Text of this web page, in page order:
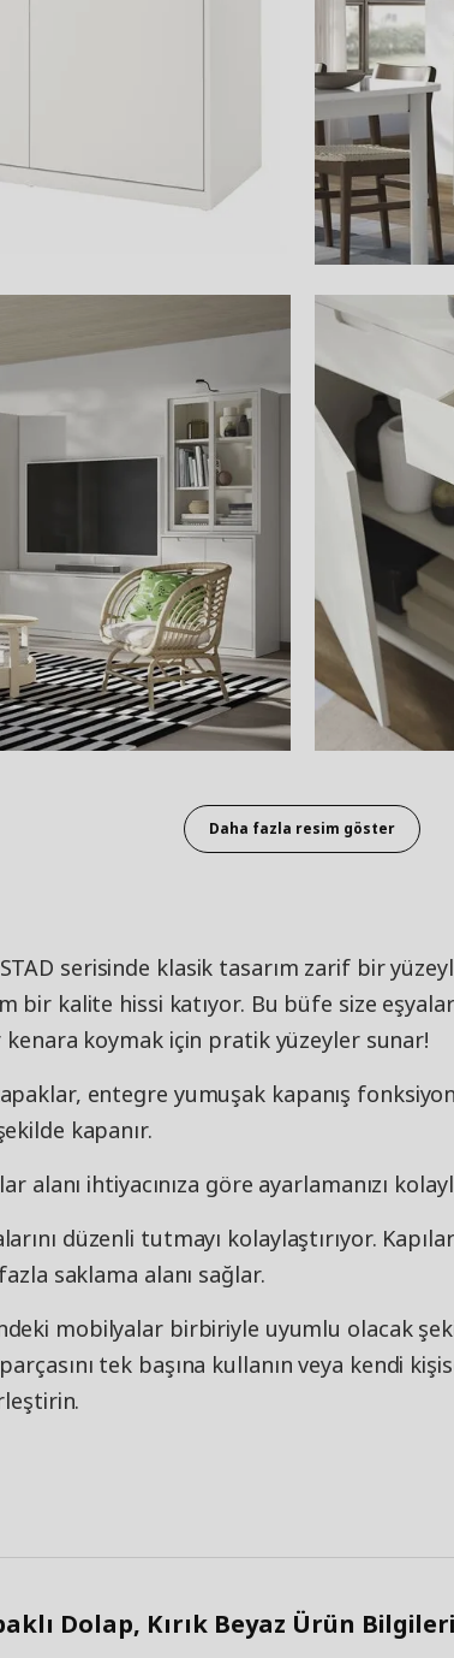
Daha fazla resim göster
serisinde klasik tasarım zarif bir
bir kalite hissi katıyor. Bu büfe size
kenara koymak için pratik yüzeyler sunar!
entegre yumuşak kapanış
kapanır.
alanı ihtiyacınıza göre ayarlamanızı
düzenli tutmayı kolaylaştırıyor.
saklama alanı sağlar.
mobilyalar birbiriyle uyumlu olacak
tek başına kullanın veya kendi
Dolap, Kırık Beyaz Ürün Bilgileri